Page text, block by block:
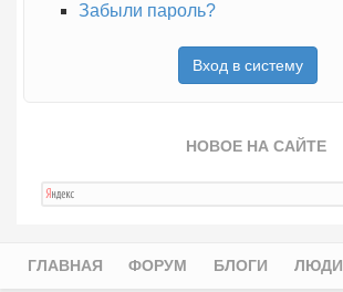
Забыли пароль?
НОВОЕ НА САЙТЕ
Главное меню
ГЛАВНАЯ ФОРУМ БЛОГИ ЛЮДИ